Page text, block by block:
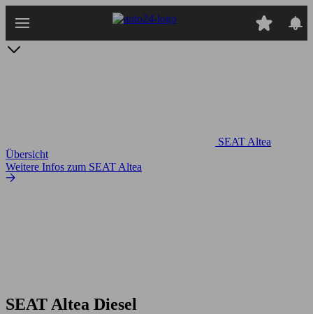
Hauptinhalt
SEAT Altea
Übersicht
Weitere Infos zum SEAT Altea
SEAT Altea Diesel